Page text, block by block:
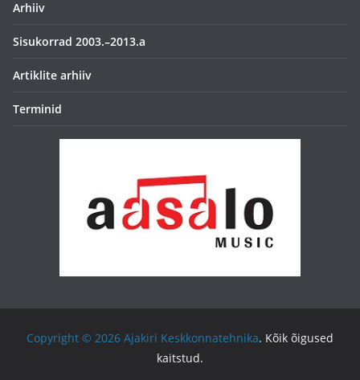
Arhiiv
Sisukorrad 2003.–2013.a
Artiklite arhiiv
Terminid
Copyright © 2026 Ajakiri Keskkonnatehnika. Kõik õigused
kaitstud.